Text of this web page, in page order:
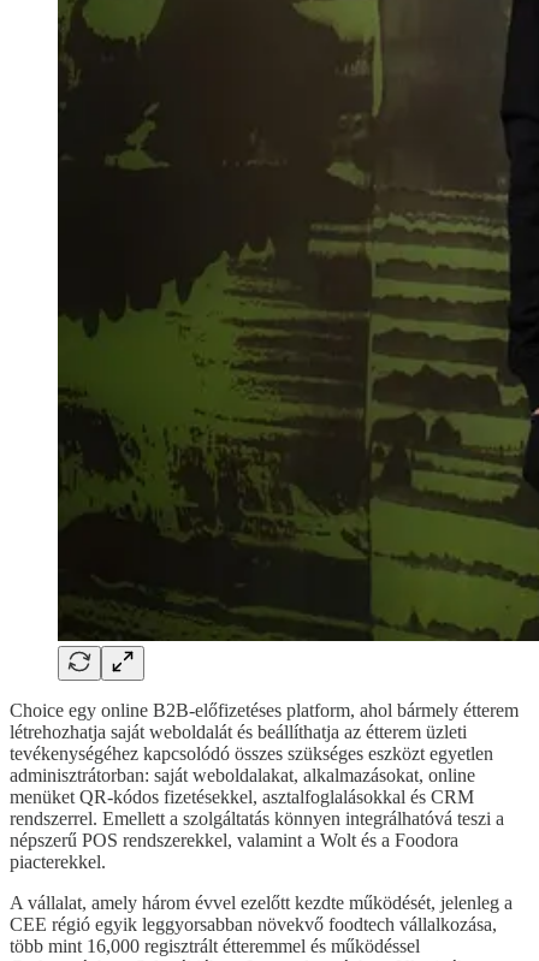
Choice egy online B2B-előfizetéses platform, ahol bármely étterem
létrehozhatja saját weboldalát és beállíthatja az étterem üzleti
tevékenységéhez kapcsolódó összes szükséges eszközt egyetlen
adminisztrátorban: saját weboldalakat, alkalmazásokat, online
menüket QR-kódos fizetésekkel, asztalfoglalásokkal és CRM
rendszerrel. Emellett a szolgáltatás könnyen integrálhatóvá teszi a
népszerű POS rendszerekkel, valamint a Wolt és a Foodora
piacterekkel.
A vállalat, amely három évvel ezelőtt kezdte működését, jelenleg a
CEE régió egyik leggyorsabban növekvő foodtech vállalkozása,
több mint 16,000 regisztrált étteremmel és működéssel